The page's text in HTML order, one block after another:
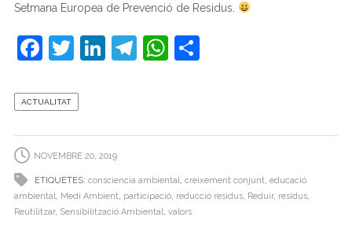
Setmana Europea de Prevenció de Residus.
F
c
b
o
o
k
T
itt
Li
dI
n
T
m
W
p
p
C
te
ix
ACTUALITAT
NOVEMBRE 20, 2019
ETIQUETES: consciencia ambiental, creixement conjunt, educació
ambiental, Medi Ambient, participació, reducció residus, Reduir, residus,
Reutilitzar, Sensibilització Ambiental, valors